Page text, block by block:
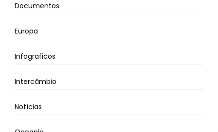
Documentos
Europa
Infograficos
Intercâmbio
Notícias